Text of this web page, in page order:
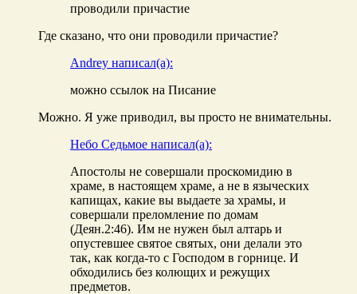
проводили причастие
Где сказано, что они проводили причастие?
Andrey написал(а):
можно ссылок на Писание
Можно. Я уже приводил, вы просто не внимательны.
Небо Седьмое написал(а):
Апостолы не совершали проскомидию в
храме, в настоящем храме, а не в языческих
капищах, какие вы выдаете за храмы, и
совершали преломление по домам
(Деян.2:46). Им не нужен был алтарь и
опустевшее святое святых, они делали это
так, как когда-то с Господом в горнице. И
обходились без колющих и режущих
предметов.